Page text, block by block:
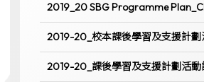
2019_20 SBG Programme
2019-20_校本課後學習及支援計劃
2019-20_課後學習及支援計劃活動